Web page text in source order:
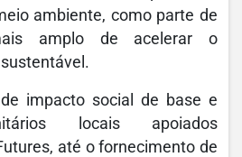
ambiente, como parte de
amplo de acelerar o
impacto social de base e
locais apoiados
até o fornecimento de